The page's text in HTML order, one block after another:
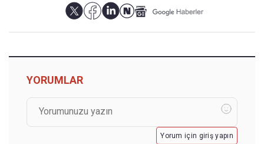
YORUMLAR
Yorum için giriş yapın